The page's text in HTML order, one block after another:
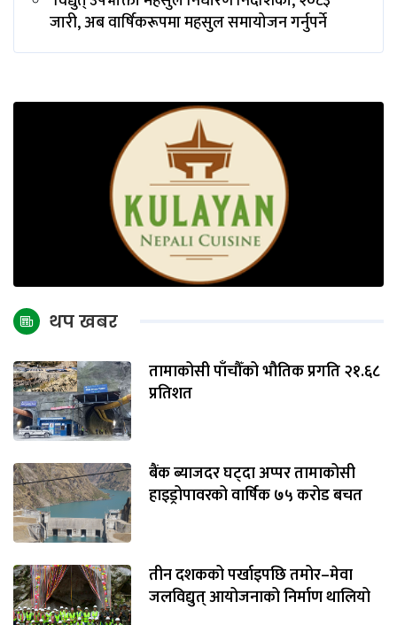
जारी, अब वार्षिकरूपमा महसुल समायोजन गर्नुपर्ने
थप खबर
तामाकोसी पाँचौँको भौतिक प्रगति २१.६८
प्रतिशत
बैंक ब्याजदर घट्दा अप्पर तामाकोसी
हाइड्रोपावरको वार्षिक ७५ करोड बचत
तीन दशकको पर्खाइपछि तमोर–मेवा
जलविद्युत् आयोजनाको निर्माण थालियो